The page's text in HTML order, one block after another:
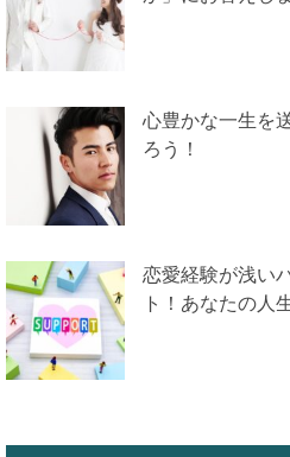
心豊かな一生を
ろう！
恋愛経験が浅い
ト！あなたの人